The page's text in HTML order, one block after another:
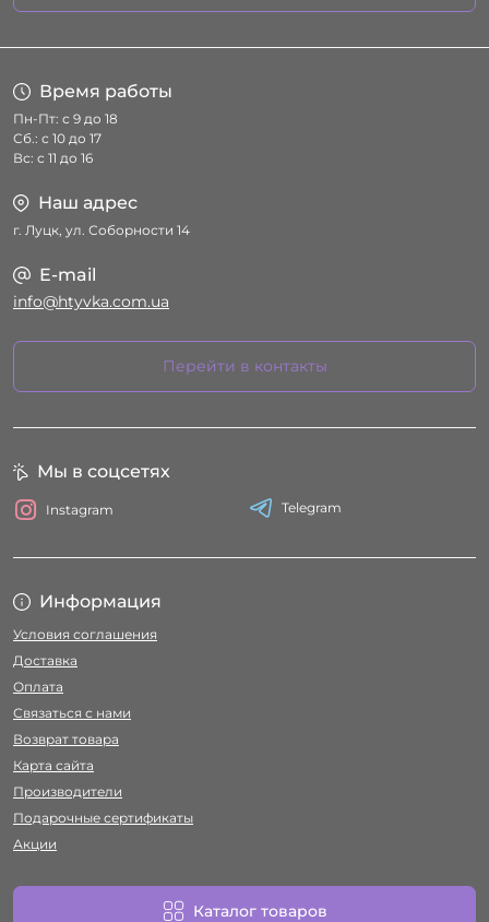
Время работы
Пн-Пт: с 9 до 18
Сб.: с 10 до 17
Вс: с 11 до 16
Наш адрес
г. Луцк, ул. Соборности 14
E-mail
info@htyvka.com.ua
Перейти в контакты
Информация
Условия соглашения
Доставка
Оплата
Связаться с нами
Возврат товара
Карта сайта
Производители
Подарочные сертификаты
Акции
Каталог товаров
Мы в соцсетях
Instagram Telegram